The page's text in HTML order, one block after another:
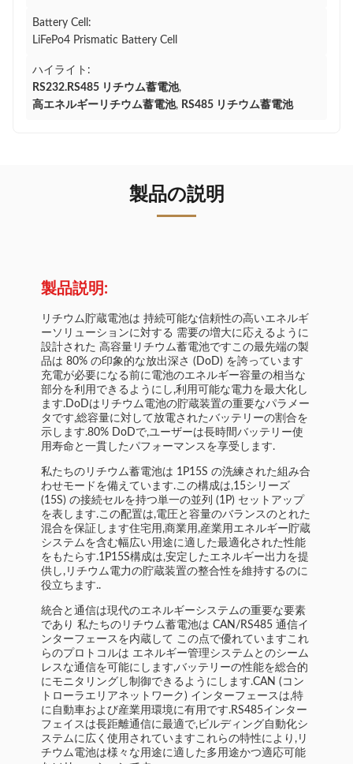
Battery Cell:
LiFePo4 Prismatic Battery Cell
ハイライト:
RS232.RS485 リチウム蓄電池,
高エネルギーリチウム蓄電池, RS485 リチウム蓄電池
製品の説明
製品説明:
リチウム貯蔵電池は 持続可能な信頼性の高いエネルギ
ーソリューションに対する 需要の増大に応えるように
設計された 高容量リチウム蓄電池ですこの最先端の製
品は 80% の印象的な放出深さ (DoD) を誇っています
充電が必要になる前に電池のエネルギー容量の相当な
部分を利用できるようにし,利用可能な電力を最大化し
ます.DoDはリチウム電池の貯蔵装置の重要なパラメー
タです,総容量に対して放電されたバッテリーの割合を
示します.80% DoDで,ユーザーは長時間バッテリー使
用寿命と一貫したパフォーマンスを享受します.
私たちのリチウム蓄電池は 1P15S の洗練された組み合
わせモードを備えています.この構成は,15シリーズ
(15S) の接続セルを持つ単一の並列 (1P) セットアップ
を表します.この配置は,電圧と容量のバランスのとれた
混合を保証します住宅用,商業用,産業用エネルギー貯蔵
システムを含む幅広い用途に適した最適化された性能
をもたらす.1P15S構成は,安定したエネルギー出力を提
供し,リチウム電力の貯蔵装置の整合性を維持するのに
役立ちます..
統合と通信は現代のエネルギーシステムの重要な要素
であり 私たちのリチウム蓄電池は CAN/RS485 通信イ
ンターフェースを内蔵して この点で優れていますこれ
らのプロトコルは エネルギー管理システムとのシーム
レスな通信を可能にします,バッテリーの性能を総合的
にモニタリングし制御できるようにします.CAN (コン
トローラエリアネットワーク) インターフェースは,特
に自動車および産業用環境に有用です.RS485インター
フェイスは長距離通信に最適で,ビルディング自動化シ
ステムに広く使用されていますこれらの特性により,リ
チウム電池は様々な用途に適した多用途かつ適応可能